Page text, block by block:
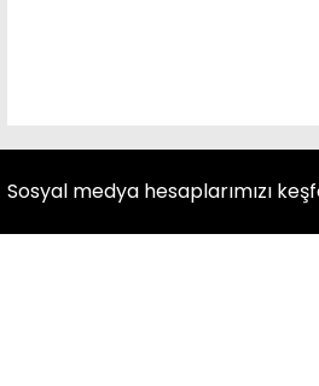
Sosyal medya hesaplarımızı